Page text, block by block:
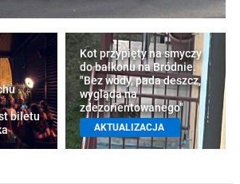
biletu
Kot przypięty na smyczy
do balkonu na Bródnie.
"Bez wody, pada deszcz,
wygląda na
zdezorientowanego"
AKTUALIZACJA